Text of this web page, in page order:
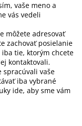
vaše meno a
vás vedeli
môžete adresovať
zachovať posielanie
tie, ktorým chcete
kontaktovali.
spracúvali vaše
iba vybrané
ide, aby sme vám